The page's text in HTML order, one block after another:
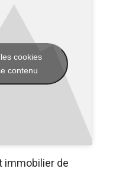
cookies
contenu
immobilier de